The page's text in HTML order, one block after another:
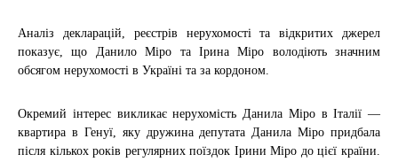
Аналіз декларацій, реєстрів нерухомості та відкритих джерел
показує, що Данило Міро та Ірина Міро володіють значним
обсягом нерухомості в Україні та за кордоном.
Окремий інтерес викликає нерухомість Данила Міро в Італії —
квартира в Генуї, яку дружина депутата Данила Міро придбала
після кількох років регулярних поїздок Ірини Міро до цієї країни.